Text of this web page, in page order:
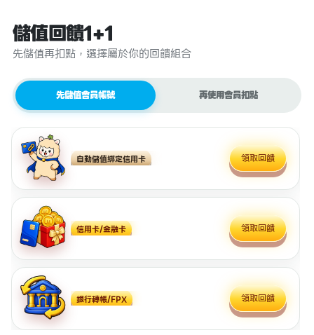
儲值回饋1+1
先儲值再扣點，選擇屬於你的回饋組合
先儲值會員帳號 再使用會員扣點
自動儲值綁定信用卡 領取回饋
信用卡/金融卡 領取回饋
銀行轉帳/FPX 領取回饋